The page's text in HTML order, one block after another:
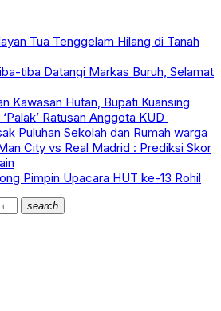
Tua Tenggelam Hilang di Tanah
tiba Datangi Markas Buruh, Selamat
Kawasan Hutan, Bupati Kuansing
Ratusan Anggota KUD
Puluhan Sekolah dan Rumah warga
City vs Real Madrid : Prediksi Skor
Pimpin Upacara HUT ke-13 Rohil
search